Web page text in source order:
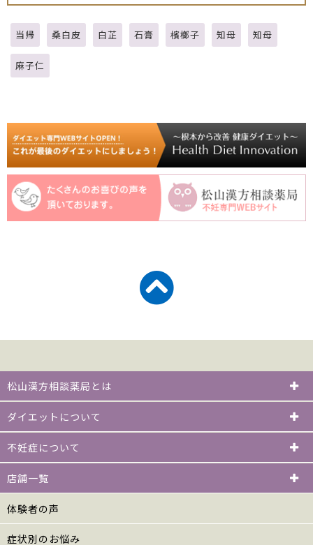
当帰 桑白皮 白芷 石膏 檳榔子 知母 知母
麻子仁
松山漢方相談薬局とは
ダイエットについて
不妊症について
店舗一覧
体験者の声
症状別のお悩み